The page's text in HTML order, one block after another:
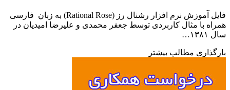
فایل آموزش نرم افزار رشنال رز (Rational Rose) به زبان فارسی
با مثال کاربردی توسط جعفر محمدی و علیرضا امیدیان در
مطالب بیشتر